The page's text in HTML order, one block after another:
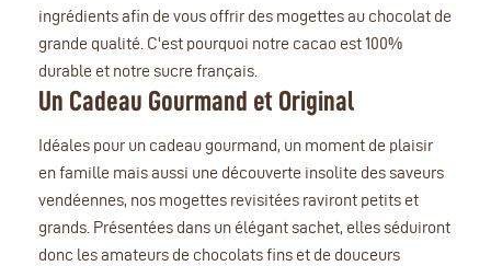
ingrédients afin de vous offrir des mogettes au chocolat de
grande qualité. C'est pourquoi notre cacao est 100%
durable et notre sucre français.
Un Cadeau Gourmand et Original
Idéales pour un cadeau gourmand, un moment de plaisir
en famille mais aussi une découverte insolite des saveurs
vendéennes, nos mogettes revisitées raviront petits et
grands. Présentées dans un élégant sachet, elles séduiront
donc les amateurs de chocolats fins et de douceurs